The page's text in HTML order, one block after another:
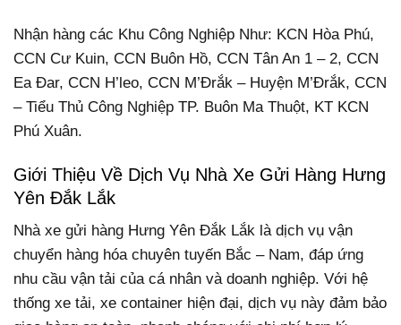
Nhận hàng các Khu Công Nghiệp Như: KCN Hòa Phú,
CCN Cư Kuin, CCN Buôn Hồ, CCN Tân An 1 – 2, CCN
Ea Đar, CCN H’leo, CCN M’Đrắk – Huyện M’Đrắk, CCN
– Tiểu Thủ Công Nghiệp TP. Buôn Ma Thuột, KT KCN
Phú Xuân.
Giới Thiệu Về Dịch Vụ Nhà Xe Gửi Hàng Hưng
Yên Đắk Lắk
Nhà xe gửi hàng Hưng Yên Đắk Lắk là dịch vụ vận
chuyển hàng hóa chuyên tuyến Bắc – Nam, đáp ứng
nhu cầu vận tải của cá nhân và doanh nghiệp. Với hệ
thống xe tải, xe container hiện đại, dịch vụ này đảm bảo